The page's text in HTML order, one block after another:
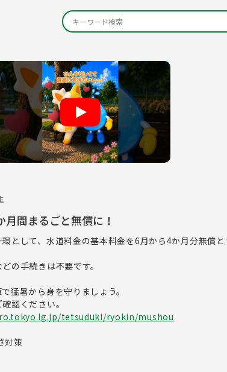
月間まるごと無償に！
として、水道料金の基本料金を6月から4か月分無償
の手続きは不要です。
猛暑から身を守りましょう。
認ください。
tetsuduki/ryokin/mushou
対策